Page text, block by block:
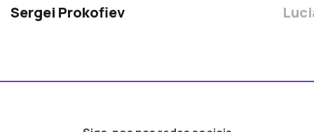
Sergei Prokofiev